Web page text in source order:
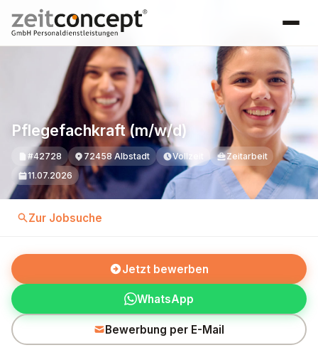
Pflegefachkraft (m/w/d)
#42728 72458 Albstadt Vollzeit
Zeitarbeit
11.07.2026
Zur Jobsuche
Jetzt bewerben
WhatsApp
Bewerbung per E-Mail